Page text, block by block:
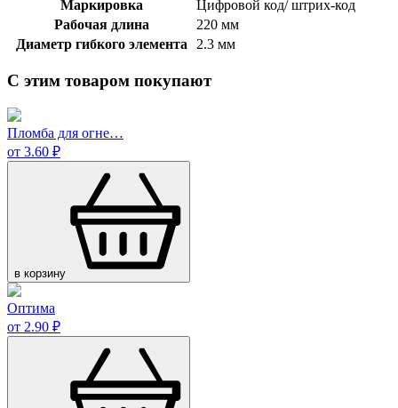
Маркировка
Цифровой код/ штрих-код
Рабочая длина
220 мм
Диаметр гибкого элемента
2.3 мм
С этим товаром покупают
Пломба для огне…
от 3.60 ₽
в корзину
Оптима
от 2.90 ₽